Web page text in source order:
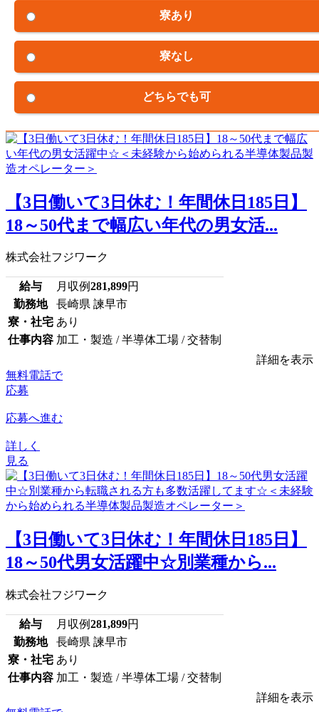
寮あり
寮なし
どちらでも可
【3日働いて3日休む！年間休日185日】
18～50代まで幅広い年代の男女活...
株式会社フジワーク
給与 月収例281,899円
勤務地
長崎県 諫早市
寮・社宅 あり
仕事内容 加工・製造 / 半導体工場 / 交替制
詳細を表示
無料電話で
応募
応募へ進む
詳しく
見る
【3日働いて3日休む！年間休日185日】
18～50代男女活躍中☆別業種から...
株式会社フジワーク
給与 月収例281,899円
勤務地
長崎県 諫早市
寮・社宅 あり
仕事内容 加工・製造 / 半導体工場 / 交替制
詳細を表示